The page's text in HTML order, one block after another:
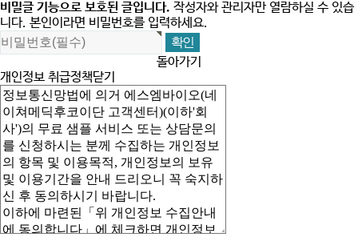
비밀글 기능으로 보호된 글입니다. 작성자와 관리자만 열람하실 수 있습
니다. 본인이라면 비밀번호를 입력하세요.
돌아가기
개인정보 취급정책닫기